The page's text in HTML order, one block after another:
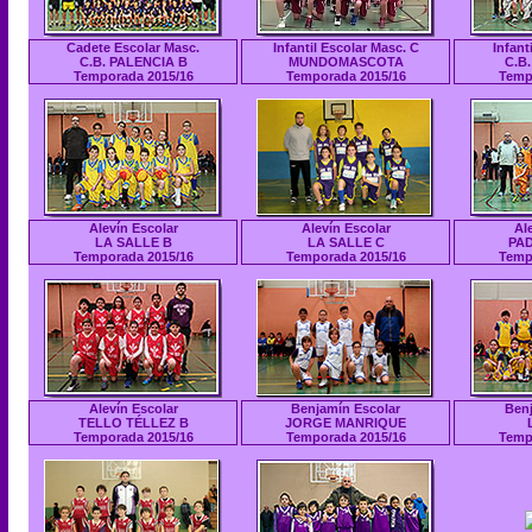
Cadete Escolar Masc.
C.B. PALENCIA B
Temporada 2015/16
Infantil Escolar Masc. C
MUNDOMASCOTA
Temporada 2015/16
Alevín Escolar
LA SALLE B
Temporada 2015/16
Alevín Escolar
LA SALLE C
Temporada 2015/16
Alevín Escolar
TELLO TÉLLEZ B
Temporada 2015/16
Benjamín Escolar
JORGE MANRIQUE
Temporada 2015/16